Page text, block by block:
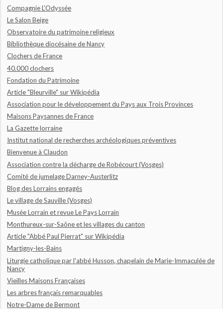
Compagnie L'Odyssée
Le Salon Beige
Observatoire du patrimoine religieux
Bibliothèque diocésaine de Nancy
Clochers de France
40.000 clochers
Fondation du Patrimoine
Article "Bleurville" sur Wikipédia
Association pour le développement du Pays aux Trois Provinces
Maisons Paysannes de France
La Gazette lorraine
Institut national de recherches archéologiques préventives
Bienvenue à Claudon
Association contre la décharge de Robécourt (Vosges)
Comité de jumelage Darney-Austerlitz
Blog des Lorrains engagés
Le village de Sauville (Vosges)
Musée Lorrain et revue Le Pays Lorrain
Monthureux-sur-Saône et les villages du canton
Article "Abbé Paul Pierrat" sur Wikipédia
Martigny-les-Bains
Liturgie catholique par l'abbé Husson, chapelain de Marie-Immaculée de
Nancy
Vieilles Maisons Françaises
Les arbres français remarquables
Notre-Dame de Bermont